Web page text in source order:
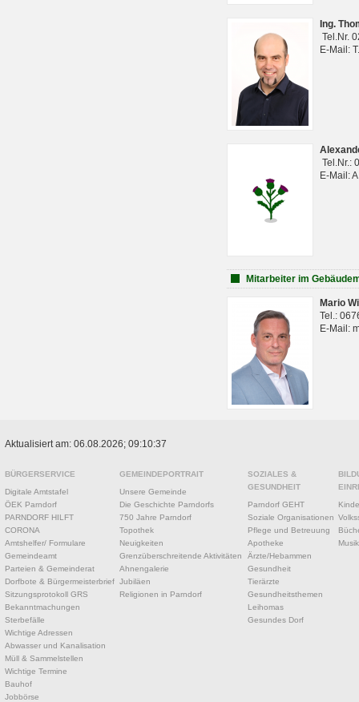
Ing.
Tel.Nr.
E-Mail:
Tel.Nr.:
E-Mail:
Mitarbeiter im
Mario
Tel.:
E-Mail:
Aktualisiert am: 06.08.2026; 09:10:37
BÜRGERSERVICE
Digitale Amtstafel
ÖEK Parndorf
PARNDORF HILFT
CORONA
Amtshelfer/ Formulare
Gemeindeamt
Parteien & Gemeinderat
Dorfbote & Bürgermeisterbrief
Sitzungsprotokoll GRS
Bekanntmachungen
Sterbefälle
Wichtige Adressen
Abwasser und Kanalisation
Müll & Sammelstellen
Wichtige Termine
Bauhof
Jobbörse
GEMEINDEPORTRAIT
Unsere Gemeinde
Die Geschichte Parndorfs
750 Jahre Parndorf
Topothek
Neuigkeiten
Grenzüberschreitende Aktivitäten
Ahnengalerie
Jubiläen
Religionen in Parndorf
SOZIALES &
GESUNDHEIT
Parndorf GEHT
Soziale Organisationen
Pflege und Betreuung
Apotheke
Ärzte/Hebammen
Gesundheit
Tierärzte
Gesundheitsthemen
Leihomas
Gesundes Dorf